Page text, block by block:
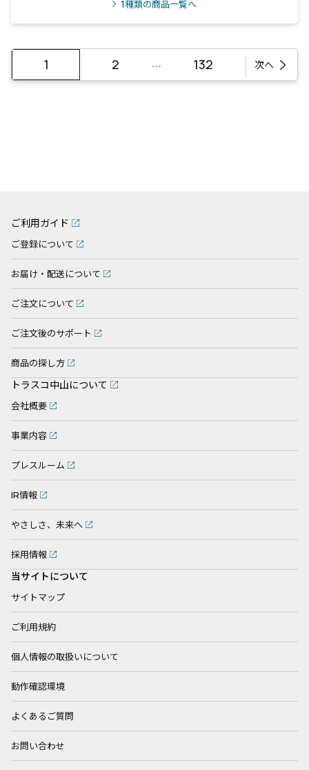
1種類の商品一覧へ
1 2 … 132 次へ
ご利用ガイド
ご登録について
お届け・配送について
ご注文について
ご注文後のサポート
商品の探し方
トラスコ中山について
会社概要
事業内容
プレスルーム
IR情報
やさしさ、未来へ
採用情報
当サイトについて
サイトマップ
ご利用規約
個人情報の取扱いについて
動作確認環境
よくあるご質問
お問い合わせ